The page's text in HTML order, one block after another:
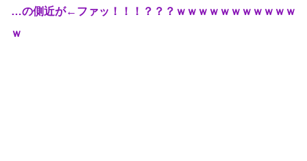
…の側近が←ファッ！！！？？？ｗｗｗｗｗｗｗｗｗｗｗ
ｗ